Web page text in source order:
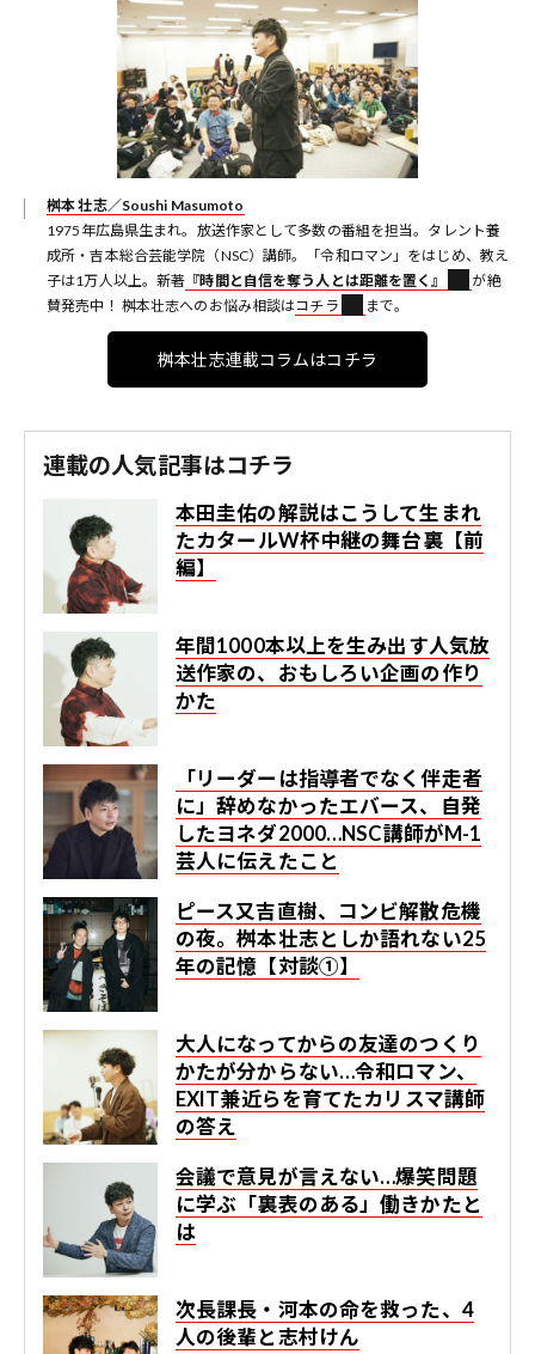
桝本 壮志／Soushi Masumoto
1975年広島県生まれ。放送作家として多数の番組を担当。タレント養
成所・吉本総合芸能学院（NSC）講師。「令和ロマン」をはじめ、教え
子は1万人以上。新著 『時間と自信を奪う人とは距離を置く』
が絶
賛発売中！ 桝本壮志へのお悩み相談はコチラ まで。
桝本壮志連載コラムはコチラ
連載の人気記事はコチラ
本田圭佑の解説はこうして生まれ
た――カタールW杯中継の舞台裏【前
編】
年間1000本以上を生み出す人気放
送作家の、おもしろい企画の作り
かた
「リーダーは指導者でなく伴走者
に」辞めなかったエバース、自発
したヨネダ2000…NSC講師がM-1
芸人に伝えたこと
ピース又吉直樹、コンビ解散危機
の夜。桝本壮志としか語れない25
年の記憶【対談①】
大人になってからの友達のつくり
かたが分からない…令和ロマン、
EXIT兼近らを育てたカリスマ講師
の答え
会議で意見が言えない…爆笑問題
に学ぶ「裏表のある」働きかたと
は
次長課長・河本の命を救った、4
人の後輩と志村けん